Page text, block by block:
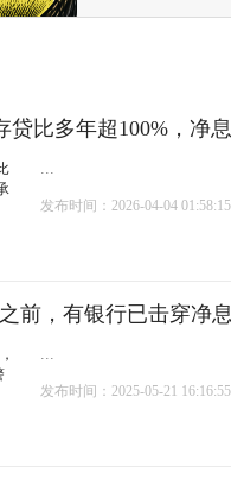
贷比多年超100%，净
...
发布时间：2026-04-04 01:58:15
前，有银行已击穿净
...
发布时间：2025-05-21 16:16:55